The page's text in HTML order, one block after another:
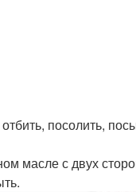
посолить,
масле с двух